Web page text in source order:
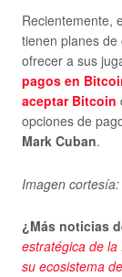
Recientemente,
tienen planes
ofrecer a sus
pagos en
aceptar Bitcoin
opciones de
Mark Cuban.
Imagen
¿Más noticias
estratégica de
su ecosistema